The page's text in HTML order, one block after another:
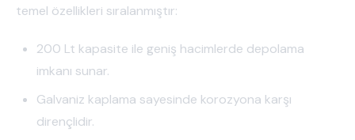
temel özellikleri sıralanmıştır:
200 Lt kapasite ile geniş hacimlerde depolama
imkanı sunar.
Galvaniz kaplama sayesinde korozyona karşı
dirençlidir.